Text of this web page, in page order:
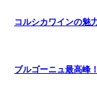
コルシカワインの魅
ブルゴーニュ最高峰